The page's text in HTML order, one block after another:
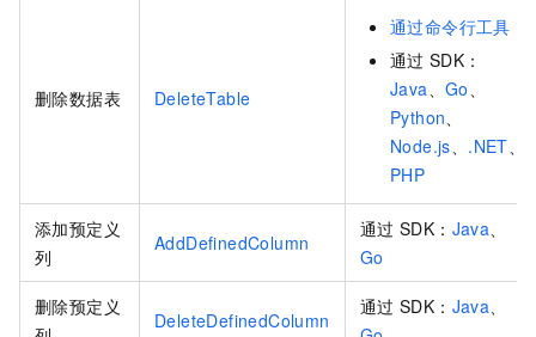
删除数据表 DeleteTable
通过命令行工具
通过 SDK：
Java 、Go
Python
Node.js
.NET
PHP
添加预定义
列
AddDefinedColumn
通过 SDK： Java
Go
删除预定义
DeleteDefinedColumn
通过 SDK： Java